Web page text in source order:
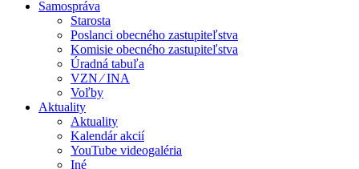
Samospráva
Starosta
Poslanci obecného zastupiteľstva
Komisie obecného zastupiteľstva
Úradná tabuľa
VZN ⁄ INA
Voľby
Aktuality
Aktuality
Kalendár akcií
YouTube videogaléria
Iné